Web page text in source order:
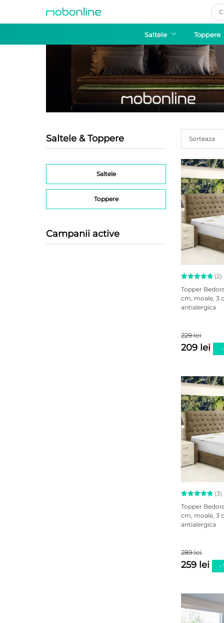
Saltele Toppere
Saltele & Toppere
Saltele
Toppere
Campanii active
Sorteaza
Evaluat la
5.00
din 5 pe
baza a
2
(2)
Topper
cm, moale, 3
antialergica
229 lei
209 lei
Evaluat la
5.00
din 5 pe
baza a
3
(3)
Topper
cm, moale, 3
antialergica
289 lei
259 lei -